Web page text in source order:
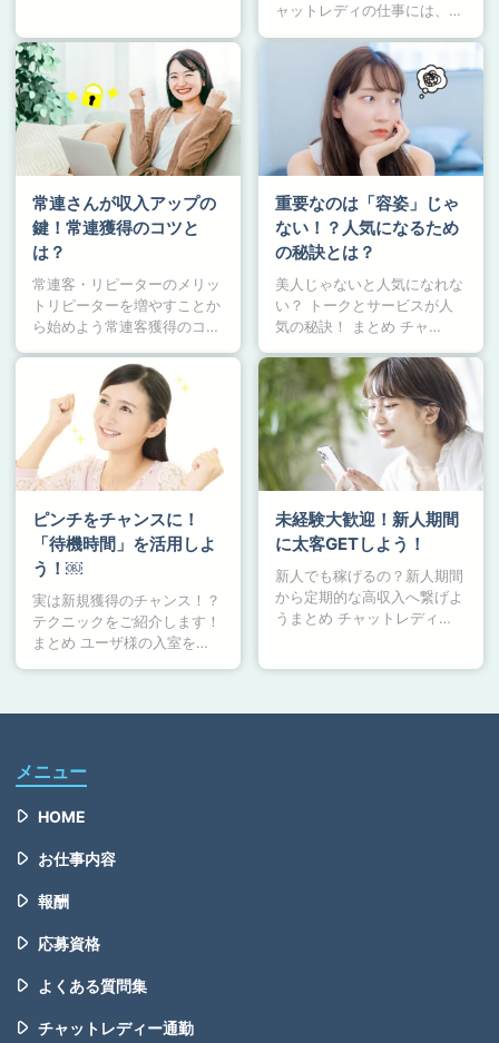
ャットレディの仕事には、…
常連さんが収入アップの
鍵！常連獲得のコツと
は？
常連客・リピーターのメリッ
トリピーターを増やすことか
ら始めよう常連客獲得のコ…
重要なのは「容姿」じゃ
ない！？人気になるため
の秘訣とは？
美人じゃないと人気になれな
い？ トークとサービスが人
気の秘訣！ まとめ チャ…
ピンチをチャンスに！
「待機時間」を活用しよ
う！￼
実は新規獲得のチャンス！？
テクニックをご紹介します！
まとめ ユーザ様の入室を…
未経験大歓迎！新人期間
に太客GETしよう！
新人でも稼げるの？新人期間
から定期的な高収入へ繋げよ
うまとめ チャットレディ…
メニュー
HOME
お仕事内容
報酬
応募資格
よくある質問集
チャットレディー通勤